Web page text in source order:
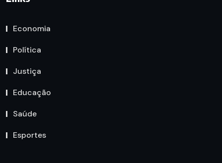
Economia
Política
Justiça
Educação
Saúde
Esportes